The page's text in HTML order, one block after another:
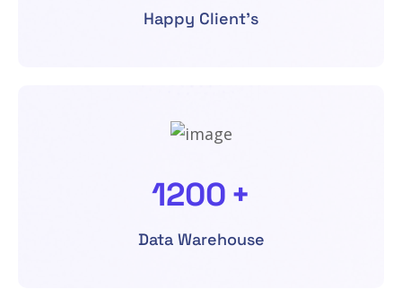
Happy Client's
1200+
Data Warehouse